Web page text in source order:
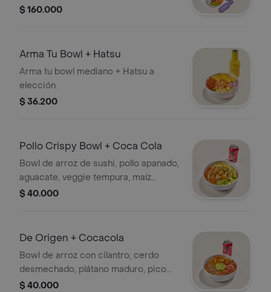
$ 160.000
Arma Tu Bowl + Hatsu
Arma tu bowl mediano + Hatsu a
elección.
$ 36.200
Pollo Crispy Bowl + Coca Cola
Bowl de arroz de sushi, pollo apanado,
aguacate, veggie tempura, maíz
tierno, cebollín, chipotle mayo y
$ 40.000
De Origen + Cocacola
Bowl de arroz con cilantro, cerdo
desmechado, plátano maduro, pico
de gallo, guacamole y cilantro + Coca
$ 40.000